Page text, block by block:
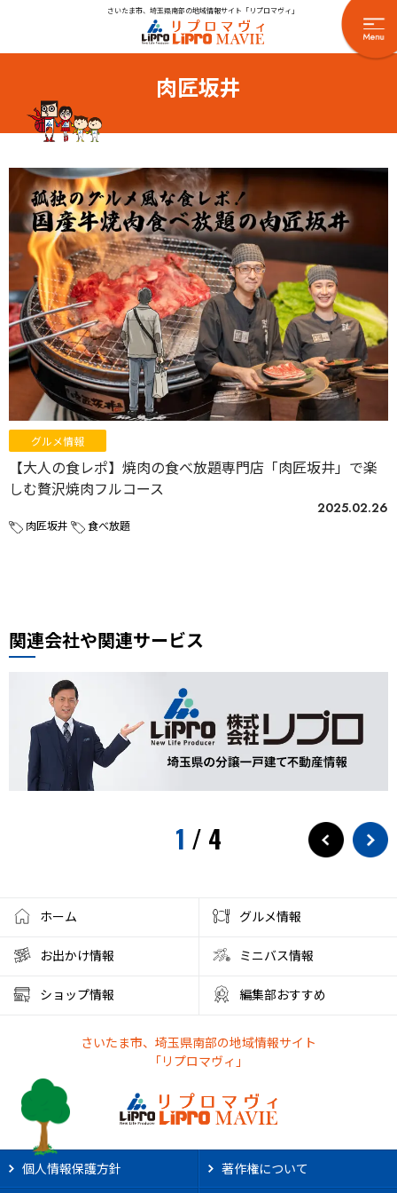
さいたま市、埼玉県南部の地域情報サイト「リプロマヴィ」
肉匠坂井
グルメ情報
【大人の食レポ】焼肉の食べ放題専門店「肉匠坂井」で楽
しむ贅沢焼肉フルコース
2025.02.26
肉匠坂井 食べ放題
関連会社や関連サービス
1 / 4
ホーム グルメ情報
お出かけ情報 ミニバス情報
ショップ情報 編集部おすすめ
さいたま市、埼玉県南部の地域情報サイト
「リプロマヴィ」
個人情報保護方針 著作権について